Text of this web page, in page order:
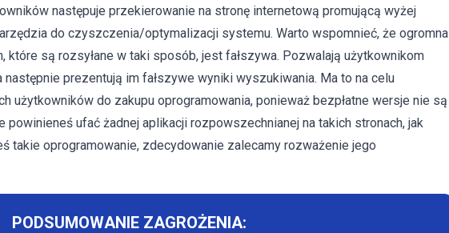
następuje przekierowanie na stronę internetową promującą wyżej
do czyszczenia/optymalizacji systemu. Warto wspomnieć, że ogromna
są rozsyłane w taki sposób, jest fałszywa. Pozwalają użytkownikom
prezentują im fałszywe wyniki wyszukiwania. Ma to na celu
użytkowników do zakupu oprogramowania, ponieważ bezpłatne wersje nie są
powinieneś ufać żadnej aplikacji rozpowszechnianej na takich stronach, jak
takie oprogramowanie, zdecydowanie zalecamy rozważenie jego
PODSUMOWANIE ZAGROŻENIA: